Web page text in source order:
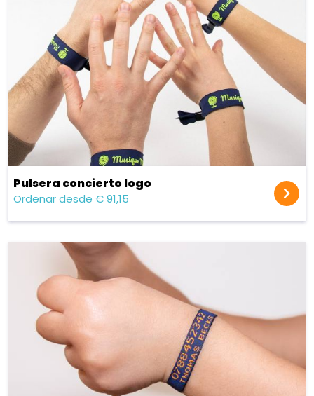
Pulsera concierto logo
Ordenar desde € 91,15